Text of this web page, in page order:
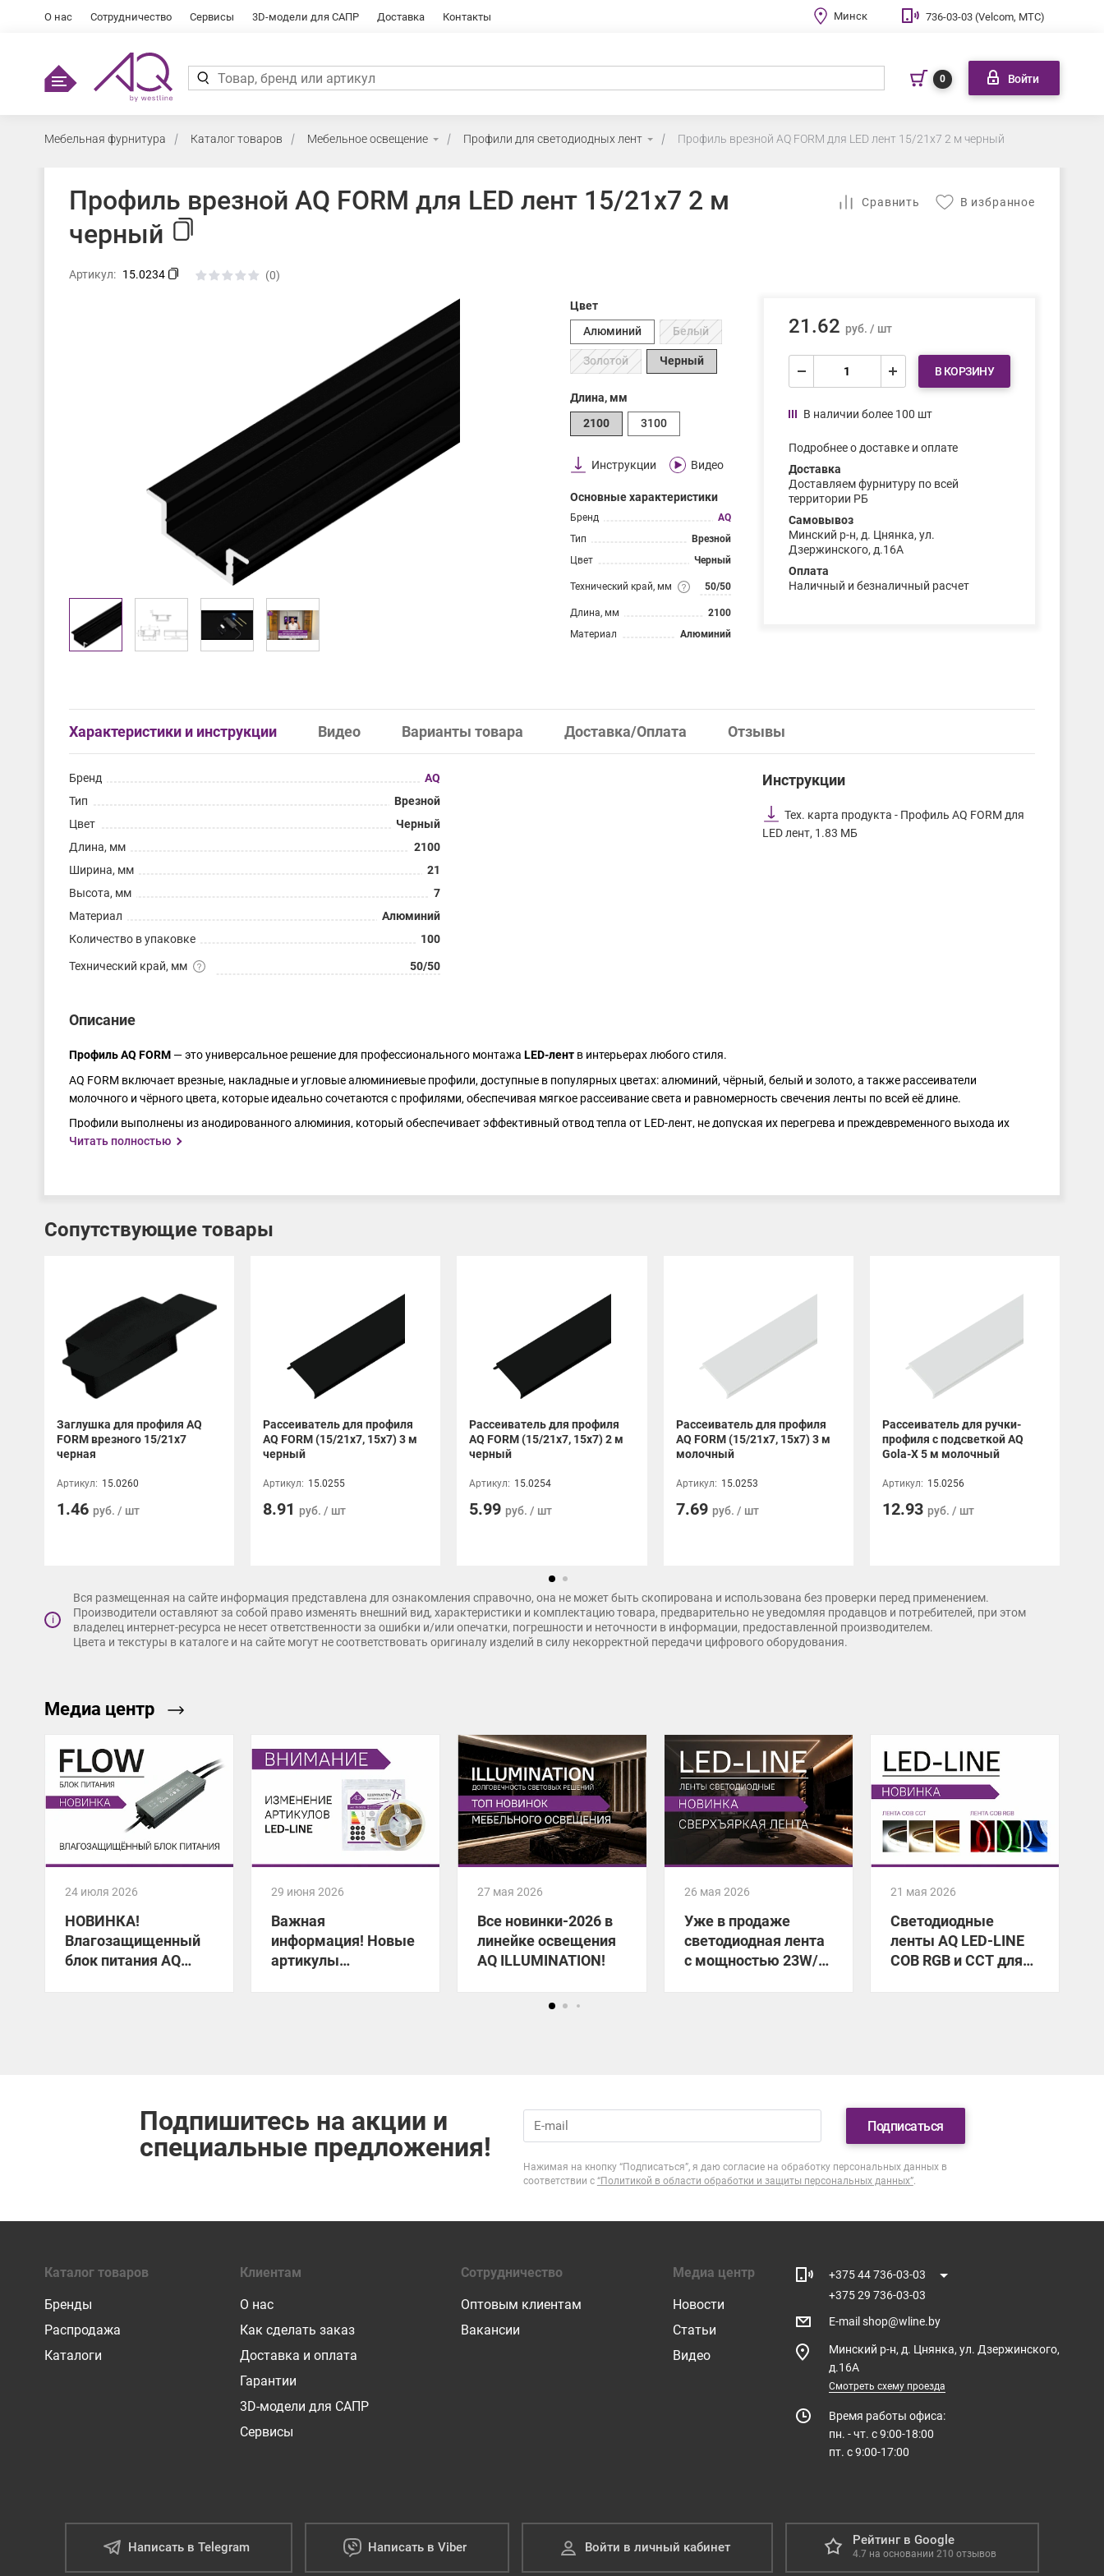
О нас Сотрудничество Сервисы 3D-модели для САПР Доставка Контакты Минск 736-03-03 (Velcom, МТС)
0 Войти
Мебельная фурнитура Каталог товаров Мебельное освещение Профили для светодиодных лент Профиль врезной AQ FORM для LED лент 15/21х7 2 м черный
Профиль врезной AQ FORM для LED лент 15/21х7 2 м
черный
Артикул: 15.0234 (0)
В избранное
Cравнить
Цвет
Алюминий
Белый
Золотой Черный
Длина, мм
2100
3100
Инструкции Видео
Основные характеристики
Бренд
AQ
Тип
Врезной
Цвет
Черный
Технический край, мм 50/50
Длина, мм
2100
Материал
Алюминий
21.62 руб. / шт
В КОРЗИНУ
В наличии более 100 шт
Подробнее о доставке и оплате
Доставка
Доставляем фурнитуру по всей
территории РБ
Самовывоз
Минский р-н, д. Цнянка, ул.
Дзержинского, д.16А
Оплата
Наличный и безналичный расчет
Характеристики и инструкции Видео Варианты товара Доставка/Оплата Отзывы
Бренд
AQ
Тип
Врезной
Цвет
Черный
Длина, мм
2100
Ширина, мм
21
Высота, мм
7
Материал
Алюминий
Количество в упаковке
100
Технический край, мм 50/50
Инструкции
Тех. карта продукта - Профиль AQ FORM для
LED лент, 1.83 МБ
Описание
Профиль AQ FORM — это универсальное решение для профессионального монтажа LED-лент в интерьерах любого стиля.
AQ FORM включает врезные, накладные и угловые алюминиевые профили, доступные в популярных цветах: алюминий, чёрный, белый и золото, а также рассеиватели
молочного и чёрного цвета, которые идеально сочетаются с профилями, обеспечивая мягкое рассеивание света и равномерность свечения ленты по всей её длине.
Профили выполнены из анодированного алюминия, который обеспечивает эффективный отвод тепла от LED-лент, не допуская их перегрева и преждевременного выхода их
строя.
Читать полностью
Сопутствующие товары
Заглушка для профиля AQ
FORM врезного 15/21х7
черная
Артикул: 15.0260
1.46 руб. / шт
Рассеиватель для профиля
AQ FORM (15/21х7, 15х7) 3 м
черный
Артикул: 15.0255
8.91 руб. / шт
Рассеиватель для профиля
AQ FORM (15/21х7, 15х7) 2 м
черный
Артикул: 15.0254
5.99 руб. / шт
Рассеиватель для профиля
AQ FORM (15/21х7, 15х7) 3 м
молочный
Артикул: 15.0253
7.69 руб. / шт
Рассеиватель для ручки-
профиля с подсветкой AQ
Gola-X 5 м молочный
Артикул: 15.0256
12.93 руб. / шт
i
Вся размещенная на сайте информация представлена для ознакомления справочно, она не может быть скопирована и использована без проверки перед применением.
Производители оставляют за собой право изменять внешний вид, характеристики и комплектацию товара, предварительно не уведомляя продавцов и потребителей, при этом
владелец интернет-ресурса не несет ответственности за ошибки и/или опечатки, погрешности и неточности в информации, предоставленной производителем.
Цвета и текстуры в каталоге и на сайте могут не соответствовать оригиналу изделий в силу некорректной передачи цифрового оборудования.
Медиа центр
24 июля 2026
НОВИНКА!
Влагозащищенный
блок питания AQ
29 июня 2026
Важная
информация! Новые
артикулы
27 мая 2026
Все новинки-2026 в
линейке освещения
AQ ILLUMINATION!
26 мая 2026
Уже в продаже
светодиодная лента
с мощностью 23W/м
21 мая 2026
Светодиодные
ленты AQ LED-LINE
COB RGB и CCT для
Подпишитесь на акции и
специальные предложения!
Подписаться
Нажимая на кнопку “Подписаться”, я даю согласие на обработку персональных данных в
соответствии с “Политикой в области обработки и защиты персональных данных”.
Каталог товаров
Бренды
Распродажа
Каталоги
Клиентам
О нас
Как сделать заказ
Доставка и оплата
Гарантии
3D-модели для САПР
Сервисы
Сотрудничество
Оптовым клиентам
Вакансии
Медиа центр
Новости
Статьи
Видео
+375 44 736-03-03
+375 29 736-03-03
E-mail shop@wline.by
Минский р-н, д. Цнянка, ул. Дзержинского,
д.16А
Смотреть схему проезда
Время работы офиса:
пн. - чт. с 9:00-18:00
пт. с 9:00-17:00
Написать в Telegram Написать в Viber Войти в личный кабинет Рейтинг в Google
4.7 на основании 210 отзывов